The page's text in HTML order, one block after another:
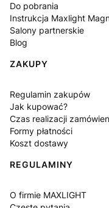
Do pobrania
Instrukcja Maxlight
Salony partnerskie
Blog
ZAKUPY
Regulamin zakupów
Jak kupować?
Czas realizacji
Formy płatności
Koszt dostawy
REGULAMINY
O firmie MAXLIGHT